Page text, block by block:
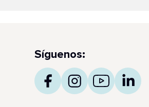
Síguenos: